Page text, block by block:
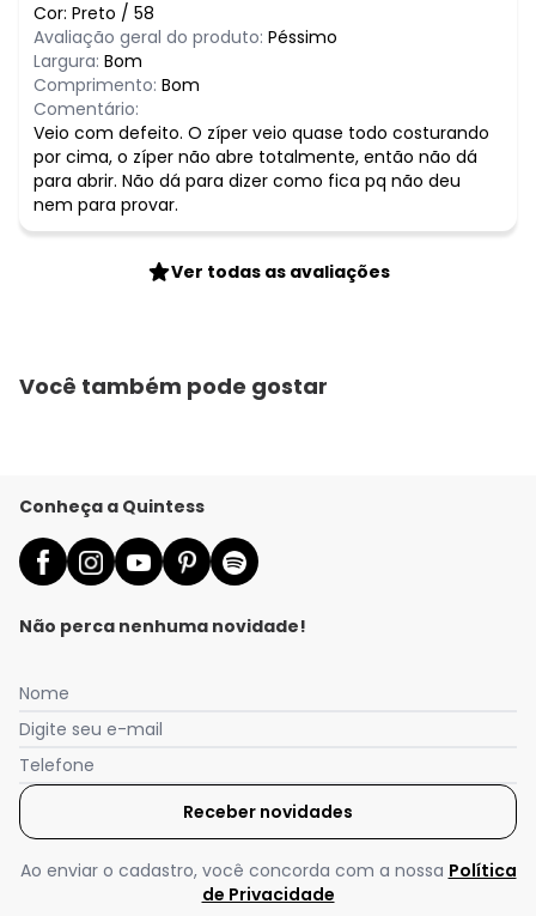
Cor: Preto / 58
Avaliação geral do produto: Péssimo
Largura: Bom
Comprimento: Bom
Comentário:
Veio com defeito. O zíper veio quase todo costurando
por cima, o zíper não abre totalmente, então não dá
para abrir. Não dá para dizer como fica pq não deu
nem para provar.
Ver todas as avaliações
Você também pode gostar
Conheça a Quintess
Não perca nenhuma novidade!
Nome
Digite seu e-mail
Telefone
Receber novidades
Ao enviar o cadastro, você concorda com a nossa Política
de Privacidade